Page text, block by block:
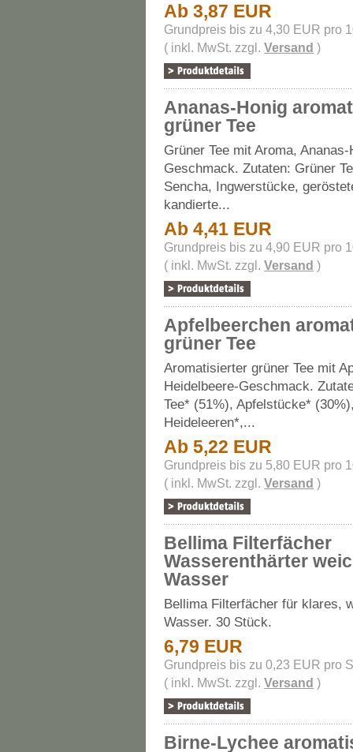
Ab 3,87 EUR
Grundpreis bis zu 4,30 EUR pro
( inkl. MwSt. zzgl.Versand )
Ananas-Honig
grüner Tee
Grüner Tee mit Aroma, Ananas-
Geschmack. Zutaten: Grüner
Sencha, Ingwerstücke,
kandierte...
Ab 4,41 EUR
Grundpreis bis zu 4,90 EUR pro
( inkl. MwSt. zzgl.Versand )
Apfelbeerchen
grüner Tee
Aromatisierter grüner Tee mit
Heidelbeere-Geschmack.
Tee* (51%), Apfelstücke*
Heideleeren*,...
Ab 5,22 EUR
Grundpreis bis zu 5,80 EUR pro
( inkl. MwSt. zzgl.Versand )
Bellima Filterfächer
Wasserenthärter
Wasser
Bellima Filterfächer für klares,
Wasser. 30 Stück.
6,79 EUR
Grundpreis bis zu 0,23 EUR pro
( inkl. MwSt. zzgl.Versand )
Birne-Lychee